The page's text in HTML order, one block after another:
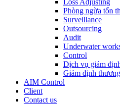
Loss Adjusting
Phòng ngừa tổn
Surveillance
Outsourcing
Audit
Underwater
Control
Dịch vụ giám
Giám định
AIM Control
Client
Contact us